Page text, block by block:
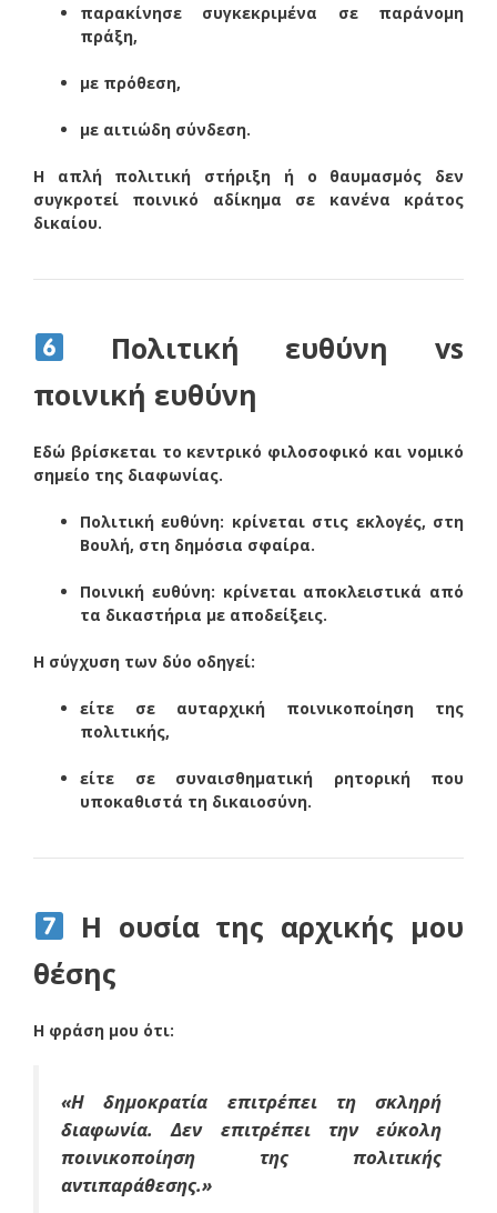
παρακίνησε συγκεκριμένα σε παράνομη
πράξη,
με πρόθεση,
με αιτιώδη σύνδεση.
Η απλή πολιτική στήριξη ή ο θαυμασμός δεν
συγκροτεί ποινικό αδίκημα σε κανένα κράτος
δικαίου.
Πολιτική ευθύνη vs
ποινική ευθύνη
Εδώ βρίσκεται το κεντρικό φιλοσοφικό και νομικό
σημείο της διαφωνίας.
Πολιτική ευθύνη: κρίνεται στις εκλογές, στη
Βουλή, στη δημόσια σφαίρα.
Ποινική ευθύνη: κρίνεται αποκλειστικά από
τα δικαστήρια με αποδείξεις.
Η σύγχυση των δύο οδηγεί:
είτε σε αυταρχική ποινικοποίηση της
πολιτικής,
είτε σε συναισθηματική ρητορική που
υποκαθιστά τη δικαιοσύνη.
Η ουσία της αρχικής μου
θέσης
Η φράση μου ότι:
«Η δημοκρατία επιτρέπει τη σκληρή
διαφωνία. Δεν επιτρέπει την εύκολη
ποινικοποίηση της πολιτικής
αντιπαράθεσης.»